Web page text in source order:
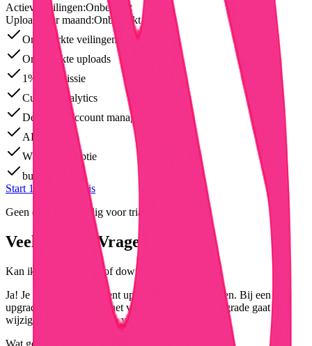
Actieve veilingen:Onbeperkt
Uploads per maand:Onbeperkt
Onbeperkte veilingen
Onbeperkte uploads
1% commissie
Custom analytics
Dedicated account manager
API toegang
White label optie
bulk_upload
Start 14 dagen gratis
Geen creditcard nodig voor trial
Veelgestelde Vragen
Kan ik later upgraden of downgraden?
Ja! Je kunt op elk moment upgraden of downgraden. Bij een
upgrade betaal je direct het verschil. Bij een downgrade gaat de
wijziging in aan het einde van je huidige periode.
Wat gebeurt er na de gratis trial?